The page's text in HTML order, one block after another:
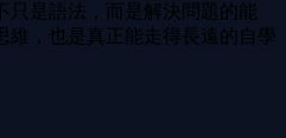
只是語法，而是解決問題的能
維，也是真正能走得長遠的自學